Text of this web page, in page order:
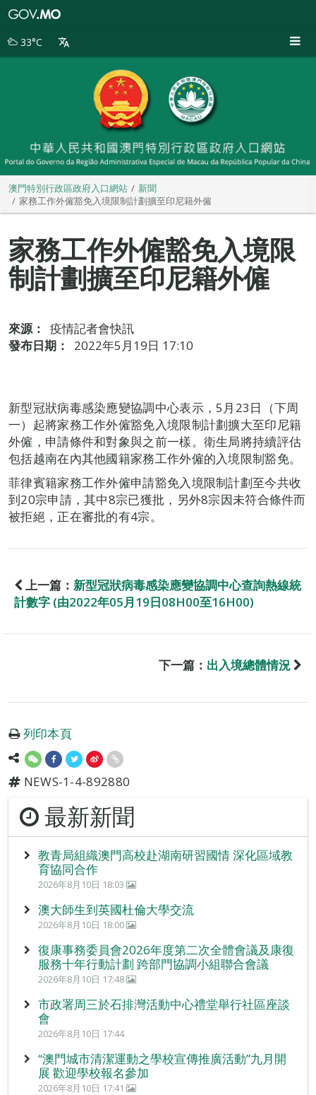
別
33°C
澳門特別行政區政府入口網站
新聞
家務工作外僱豁免入境限制計劃擴至印尼籍外僱
家務工作外僱豁免入境限
制計劃擴至印尼籍外僱
來源：
疫情記者會快訊
發布日期：
2022年5月19日 17:10
新型冠狀病毒感染應變協調中心表示，5月23日（下周
一）起將家務工作外僱豁免入境限制計劃擴大至印尼籍
外僱，申請條件和對象與之前一樣。衛生局將持續評估
包括越南在內其他國籍家務工作外僱的入境限制豁免。
菲律賓籍家務工作外僱申請豁免入境限制計劃至今共收
到20宗申請，其中8宗已獲批，另外8宗因未符合條件而
被拒絕，正在審批的有4宗。
上一篇： 新型冠狀病毒感染應變協調中心查詢熱線統
計數字 (由2022年05月19日08H00至16H00)
下一篇： 出入境總體情況
列印本頁
NEWS-1-4-892880
最新新聞
教青局組織澳門高校赴湖南研習國情 深化區域教
育協同合作
2026年8月10日 18:03
澳大師生到英國杜倫大學交流
2026年8月10日 18:00
復康事務委員會2026年度第二次全體會議及康復
服務十年行動計劃 跨部門協調小組聯合會議
2026年8月10日 17:48
市政署周三於石排灣活動中心禮堂舉行社區座談
會
2026年8月10日 17:44
“澳門城市清潔運動之學校宣傳推廣活動”九月開
展 歡迎學校報名參加
2026年8月10日 17:41